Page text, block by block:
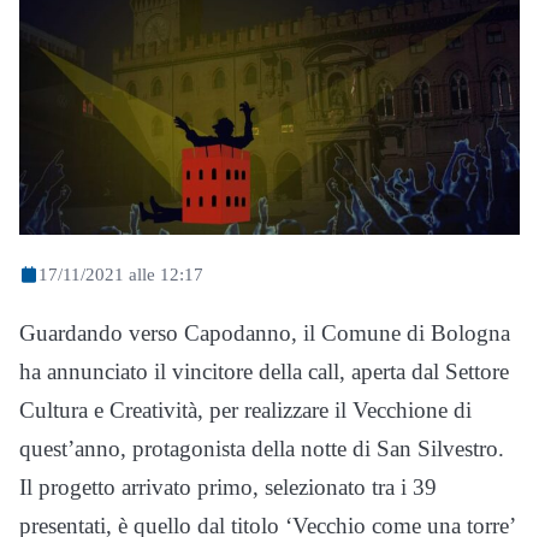
17/11/2021 alle 12:17
Guardando verso Capodanno, il Comune di Bologna
ha annunciato il vincitore della call, aperta dal Settore
Cultura e Creatività, per realizzare il Vecchione di
quest’anno, protagonista della notte di San Silvestro.
Il progetto arrivato primo, selezionato tra i 39
presentati, è quello dal titolo ‘Vecchio come una torre’